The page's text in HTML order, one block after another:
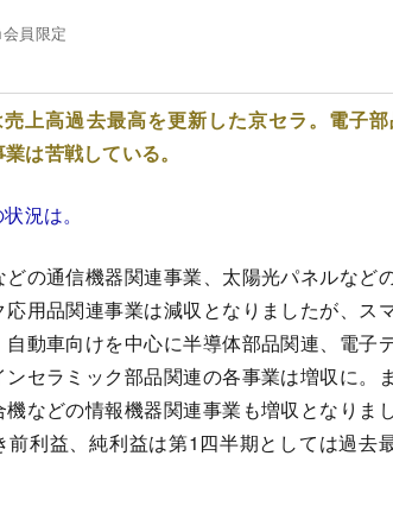
会員限定
上高過去最高を更新した京セラ。電子
は苦戦している。
況は。
の通信機器関連事業、太陽光パネルなど
用品関連事業は減収となりましたが、ス
動車向けを中心に半導体部品関連、電子
セラミック部品関連の各事業は増収に。ま
などの情報機器関連事業も増収となりま
前利益、純利益は第1四半期としては過去